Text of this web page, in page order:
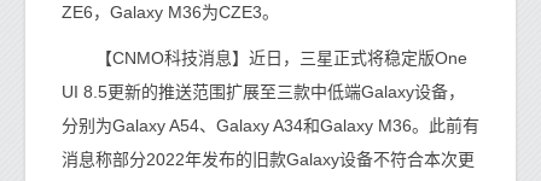
ZE6，Galaxy M36为CZE3。
【CNMO科技消息】近日，三星正式将稳定版One
UI 8.5更新的推送范围扩展至三款中低端Galaxy设备，
分别为Galaxy A54、Galaxy A34和Galaxy M36。此前有
消息称部分2022年发布的旧款Galaxy设备不符合本次更